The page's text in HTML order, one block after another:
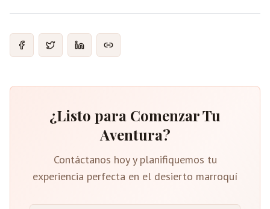
¿Listo para Comenzar Tu
Aventura?
Contáctanos hoy y planifiquemos tu
experiencia perfecta en el desierto marroquí